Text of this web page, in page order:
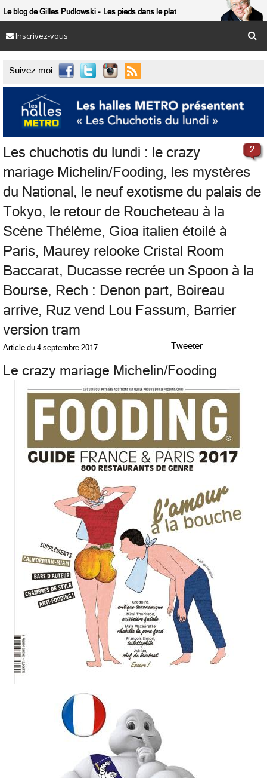
Le blog de Gilles Pudlowski Les pieds dans le plat
Inscrivez-vous
Suivez moi 
2
Les chuchotis du lundi : le crazy
mariage Michelin/Fooding, les mystères
du National, le neuf exotisme du palais de
Tokyo, le retour de Roucheteau à la
Scène Thélème, Gioa italien étoilé à
Paris, Maurey relooke Cristal Room
Baccarat, Ducasse recrée un Spoon à la
Bourse, Rech : Denon part, Boireau
arrive, Ruz vend Lou Fassum, Barrier
version tram
Article du 4 septembre 2017 Tweeter
Le crazy mariage Michelin/Fooding